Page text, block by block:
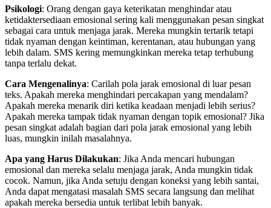
Psikologi: Orang dengan gaya keterikatan menghindar atau
ketidaktersediaan emosional sering kali menggunakan pesan singkat
sebagai cara untuk menjaga jarak. Mereka mungkin tertarik tetapi
tidak nyaman dengan keintiman, kerentanan, atau hubungan yang
lebih dalam. SMS kering memungkinkan mereka tetap terhubung
tanpa terlalu dekat.
Cara Mengenalinya: Carilah pola jarak emosional di luar pesan
teks. Apakah mereka menghindari percakapan yang mendalam?
Apakah mereka menarik diri ketika keadaan menjadi lebih serius?
Apakah mereka tampak tidak nyaman dengan topik emosional? Jika
pesan singkat adalah bagian dari pola jarak emosional yang lebih
luas, mungkin inilah masalahnya.
Apa yang Harus Dilakukan: Jika Anda mencari hubungan
emosional dan mereka selalu menjaga jarak, Anda mungkin tidak
cocok. Namun, jika Anda setuju dengan koneksi yang lebih santai,
Anda dapat mengatasi masalah SMS secara langsung dan melihat
apakah mereka bersedia untuk terlibat lebih banyak.